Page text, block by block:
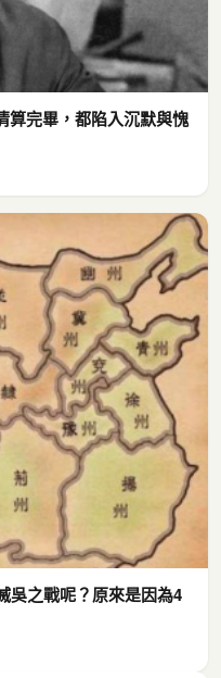
算完畢，都陷入沉默與愧
吳之戰呢？原來是因為4